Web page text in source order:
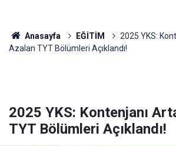
Anasayfa EĞİTİM
2025 YKS:
Azalan TYT Bölümleri Açıklandı!
2025 YKS: Kontenjanı
TYT Bölümleri Açıklandı!